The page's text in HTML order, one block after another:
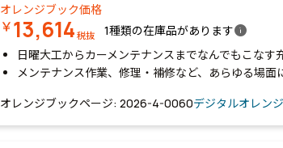
オレンジブック価格
￥13,614 税抜 1種類の在庫品がありますinfo
日曜大工からカーメンテナンスまでなんでもこなす
メンテナンス作業、修理・補修など、あらゆる場面
オレンジブックページ: 2026-4-0060デジタルオレン